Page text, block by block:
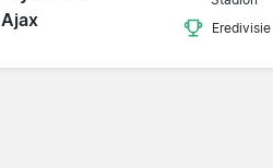
Ajax
Eredivisie